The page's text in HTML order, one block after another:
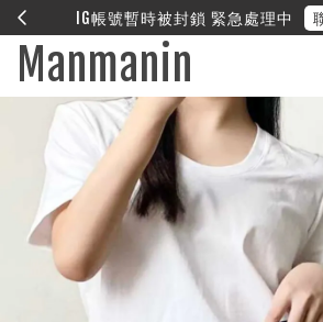
❤︎ 全館滿兩萬享免運
Manmanin